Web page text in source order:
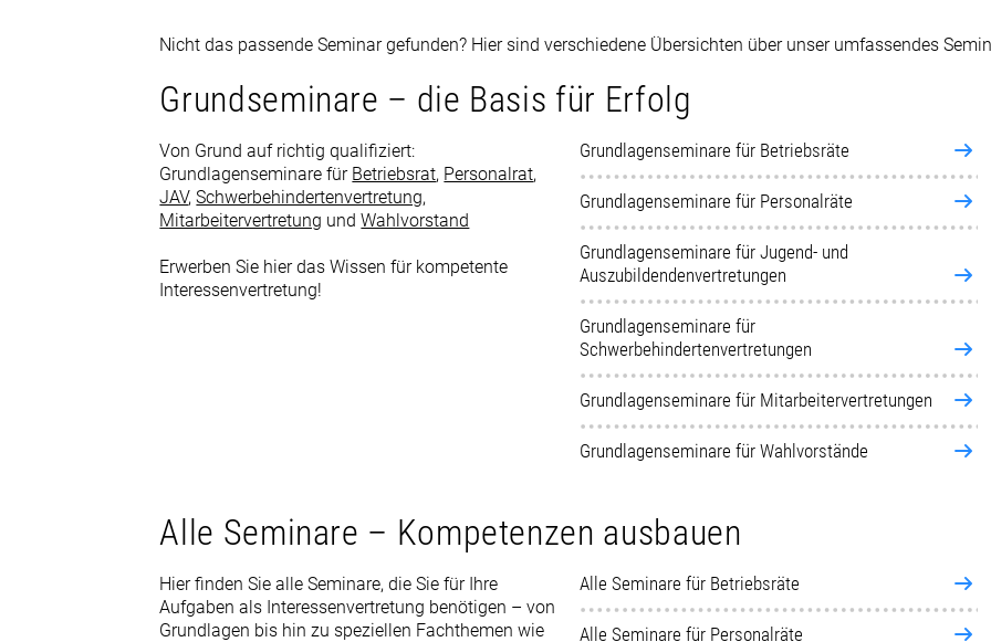
Nicht das passende Seminar gefunden? Hier sind verschiedene Übersichten über unser umfassendes
Grundseminare – die Basis für Erfolg
Von Grund auf richtig qualifiziert:
Grundlagenseminare für Betriebsrat, Personalrat,
JAV,Schwerbehindertenvertretung,
Mitarbeitervertretung undWahlvorstand
Erwerben Sie hier das Wissen für kompetente
Interessenvertretung!
Grundlagenseminare für Betriebsräte
Grundlagenseminare für Personalräte
Grundlagenseminare für Jugend- und
Auszubildendenvertretungen
Grundlagenseminare für
Schwerbehindertenvertretungen
Grundlagenseminare für Mitarbeitervertretungen
Grundlagenseminare für Wahlvorstände
Alle Seminare – Kompetenzen ausbauen
Hier finden Sie alle Seminare, die Sie für Ihre
Aufgaben als Interessenvertretung benötigen – von
Grundlagen bis hin zu speziellen Fachthemen wie
Alle Seminare für Betriebsräte
Alle Seminare für Personalräte